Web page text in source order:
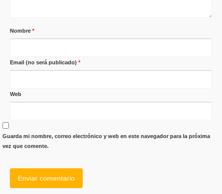
Nombre *
Email (no será publicado) *
Web
Guarda mi nombre, correo electrónico y web en este navegador para la próxima
vez que comente.